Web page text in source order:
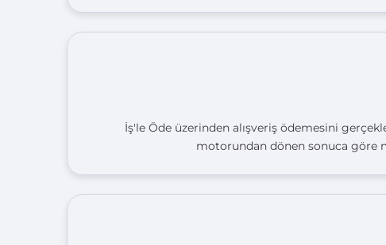
İş'le Öde üzerinden alışveriş ödemesini
motorundan dönen sonuca göre